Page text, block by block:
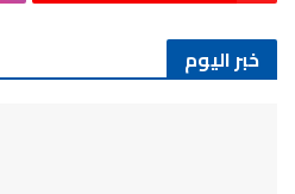
خبر اليوم